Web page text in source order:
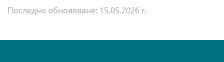
Последно обновяване: 15.05.2026 г.